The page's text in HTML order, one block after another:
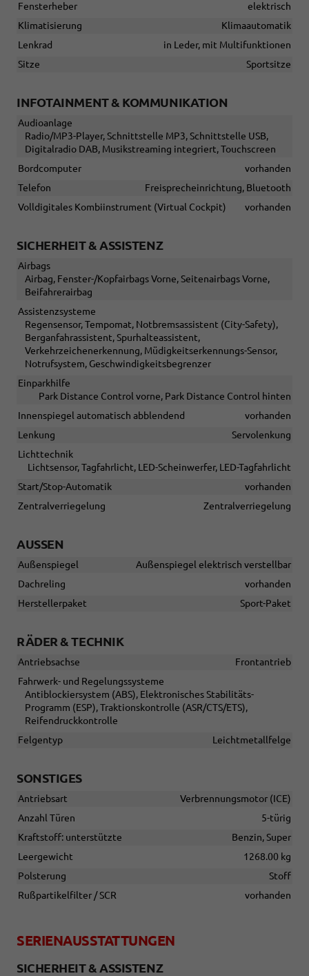
Fensterheber
elektrisch
Klimatisierung
Klimaautomatik
Lenkrad
in Leder, mit Multifunktionen
Sitze
Sportsitze
INFOTAINMENT & KOMMUNIKATION
Audioanlage
Radio/MP3-Player, Schnittstelle MP3, Schnittstelle USB,
Digitalradio DAB, Musikstreaming integriert, Touchscreen
Bordcomputer
vorhanden
Telefon
Freisprecheinrichtung, Bluetooth
Volldigitales Kombiinstrument (Virtual Cockpit)
vorhanden
SICHERHEIT & ASSISTENZ
Airbags
Airbag, Fenster-/Kopfairbags Vorne, Seitenairbags Vorne,
Beifahrerairbag
Assistenzsysteme
Regensensor, Tempomat, Notbremsassistent (City-Safety),
Berganfahrassistent, Spurhalteassistent,
Verkehrzeichenerkennung, Müdigkeitserkennungs-Sensor,
Notrufsystem, Geschwindigkeitsbegrenzer
Einparkhilfe
Park Distance Control vorne, Park Distance Control hinten
Innenspiegel automatisch abblendend
vorhanden
Lenkung
Servolenkung
Lichttechnik
Lichtsensor, Tagfahrlicht, LED-Scheinwerfer, LED-Tagfahrlicht
Start/Stop-Automatik
vorhanden
Zentralverriegelung
Zentralverriegelung
AUSSEN
Außenspiegel
Außenspiegel elektrisch verstellbar
Dachreling
vorhanden
Herstellerpaket
Sport-Paket
RÄDER & TECHNIK
Antriebsachse
Frontantrieb
Fahrwerk- und Regelungssysteme
Antiblockiersystem (ABS), Elektronisches Stabilitäts-
Programm (ESP), Traktionskontrolle (ASR/CTS/ETS),
Reifendruckkontrolle
Felgentyp
Leichtmetallfelge
SONSTIGES
Antriebsart
Verbrennungsmotor (ICE)
Anzahl Türen
5-türig
Kraftstoff: unterstützte
Benzin, Super
Leergewicht
1268.00 kg
Polsterung
Stoff
Rußpartikelfilter / SCR
vorhanden
SERIENAUSSTATTUNGEN
SICHERHEIT & ASSISTENZ